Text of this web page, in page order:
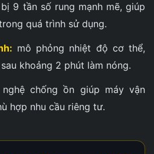
9 tần số rung mạnh mẽ, giúp
quá trình sử dụng.
mô phỏng nhiệt độ cơ thể,
khoảng 2 phút làm nóng.
chống ồn giúp máy vận
hợp nhu cầu riêng tư.